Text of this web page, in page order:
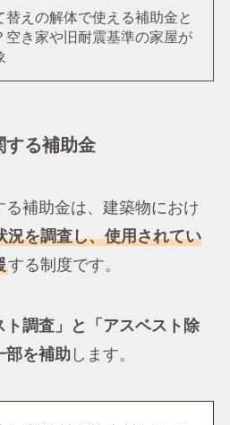
替えの解体で使える補助金と
空き家や旧耐震基準の家屋が
する補助金
る補助金は、建築物におけ
況を調査し、使用されてい
する制度です。
ト調査」と「アスベスト除
部を補助します。